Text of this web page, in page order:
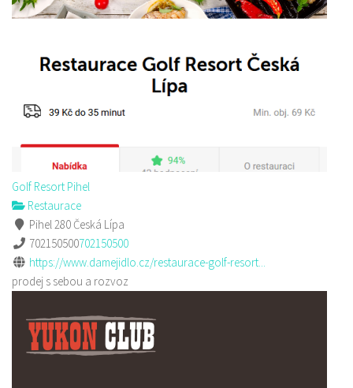
Golf Resort Pihel
Restaurace
Pihel 280 Česká Lípa
702150500702150500
https://www.damejidlo.cz/restaurace-golf-resort...
prodej s sebou a rozvoz